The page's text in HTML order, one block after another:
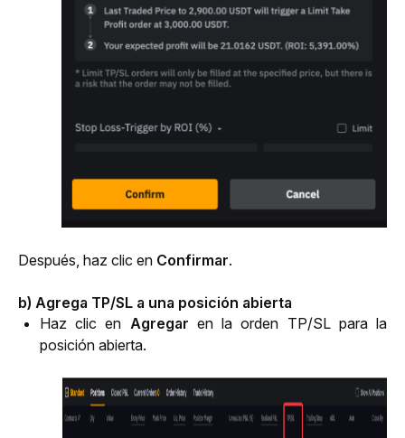
Después, haz clic en Confirmar.
b) Agrega TP/SL a una posición abierta
Haz clic en Agregar en la orden TP/SL para la
posición abierta.